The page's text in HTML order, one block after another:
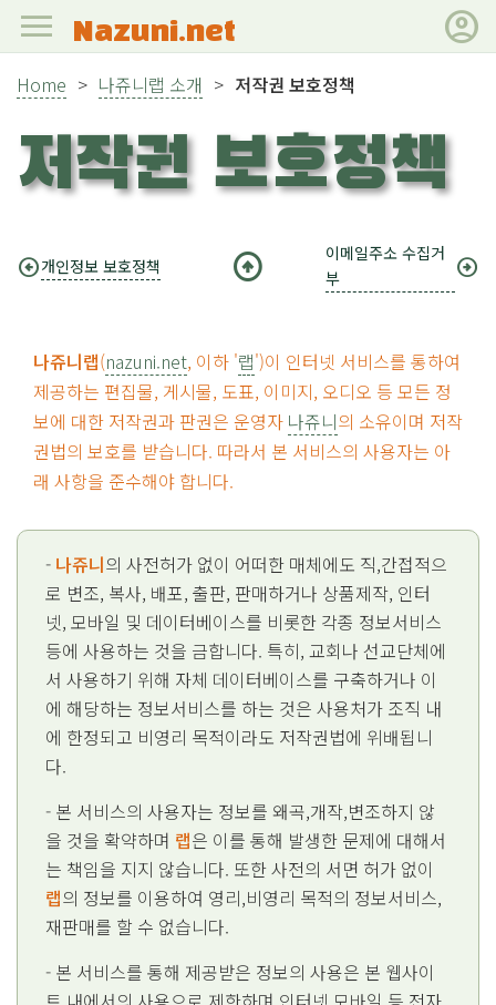
menu Nazuni.net account_circle
Home > 나쥬니랩 소개 > 저작권 보호정책
저작권 보호정책
arrow_circle_left개인정보 보호정책 arrow_circle_up
이메일주소 수집거
부
arrow_circle_right
나쥬니랩(nazuni.net, 이하 '랩')이 인터넷 서비스를 통하여
제공하는 편집물, 게시물, 도표, 이미지, 오디오 등 모든 정
보에 대한 저작권과 판권은 운영자 나쥬니의 소유이며 저작
권법의 보호를 받습니다. 따라서 본 서비스의 사용자는 아
래 사항을 준수해야 합니다.
- 나쥬니의 사전허가 없이 어떠한 매체에도 직,간접적으
로 변조, 복사, 배포, 출판, 판매하거나 상품제작, 인터
넷, 모바일 및 데이터베이스를 비롯한 각종 정보서비스
등에 사용하는 것을 금합니다. 특히, 교회나 선교단체에
서 사용하기 위해 자체 데이터베이스를 구축하거나 이
에 해당하는 정보서비스를 하는 것은 사용처가 조직 내
에 한정되고 비영리 목적이라도 저작권법에 위배됩니
다.
- 본 서비스의 사용자는 정보를 왜곡,개작,변조하지 않
을 것을 확약하며 랩은 이를 통해 발생한 문제에 대해서
는 책임을 지지 않습니다. 또한 사전의 서면 허가 없이
랩의 정보를 이용하여 영리,비영리 목적의 정보서비스,
재판매를 할 수 없습니다.
- 본 서비스를 통해 제공받은 정보의 사용은 본 웹사이